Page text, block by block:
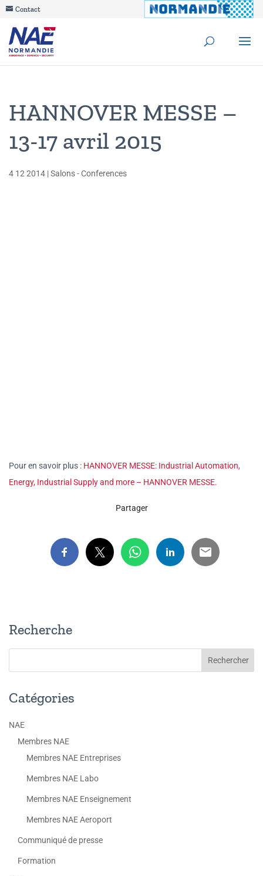
Contact
HANNOVER MESSE –
13-17 avril 2015
4 12 2014 |Salons - Conferences
Pour en savoir plus : HANNOVER MESSE: Industrial Automation,
Energy, Industrial Supply and more – HANNOVER MESSE.
Partager
Recherche
Catégories
NAE
Membres NAE
Membres NAE Entreprises
Membres NAE Labo
Membres NAE Enseignement
Membres NAE Aeroport
Communiqué de presse
Formation